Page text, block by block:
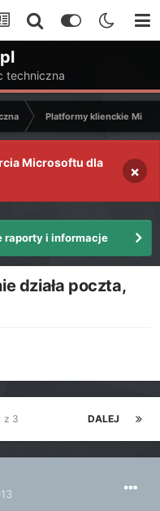
techniczna
Platformy klienckie
Microsoftu dla
×
raporty i informacje
działa poczta,
DALEJ
z 3